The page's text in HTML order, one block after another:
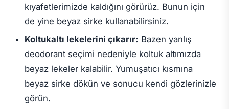
kıyafetlerimizde kaldığını görürüz. Bunun için
de yine beyaz sirke kullanabilirsiniz.
Koltukaltı lekelerini çıkarır: Bazen yanlış
deodorant seçimi nedeniyle koltuk altımızda
beyaz lekeler kalabilir. Yumuşatıcı kısmına
beyaz sirke dökün ve sonucu kendi gözlerinizle
görün.